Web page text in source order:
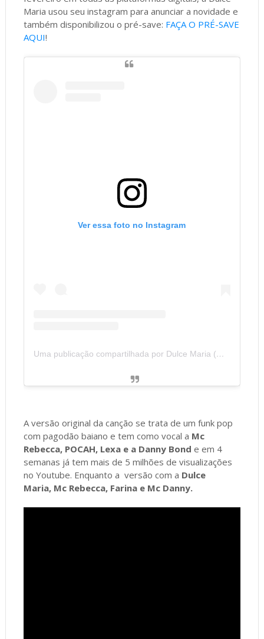
Maria usou seu instagram para anunciar a novidade e
também disponibilizou o pré-save: FAÇA O PRÉ-SAVE
AQUI!
Ver essa foto no Instagram
Uma publicação compartilhada por Dulce Maria (@dulcemaria)
A versão original da canção se trata de um funk pop
com pagodão baiano e tem como vocal a Mc
Rebecca, POCAH, Lexa e a Danny Bond e em 4
semanas já tem mais de 5 milhões de visualizações
no Youtube. Enquanto a versão com a Dulce
Maria, Mc Rebecca, Farina e Mc Danny.